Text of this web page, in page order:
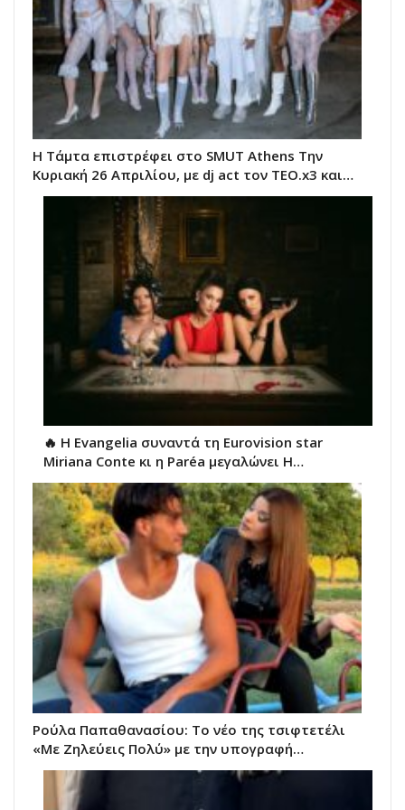
Η Τάμτα επιστρέφει στο SMUT Athens Tην
Κυριακή 26 Απριλίου, με dj act τον TEO.x3 και…
🔥 H Evangelia συναντά τη Eurovision star
Miriana Conte κι η Paréa μεγαλώνει Η…
Ρούλα Παπαθανασίου: Το νέο της τσιφτετέλι
«Με Ζηλεύεις Πολύ» με την υπογραφή…